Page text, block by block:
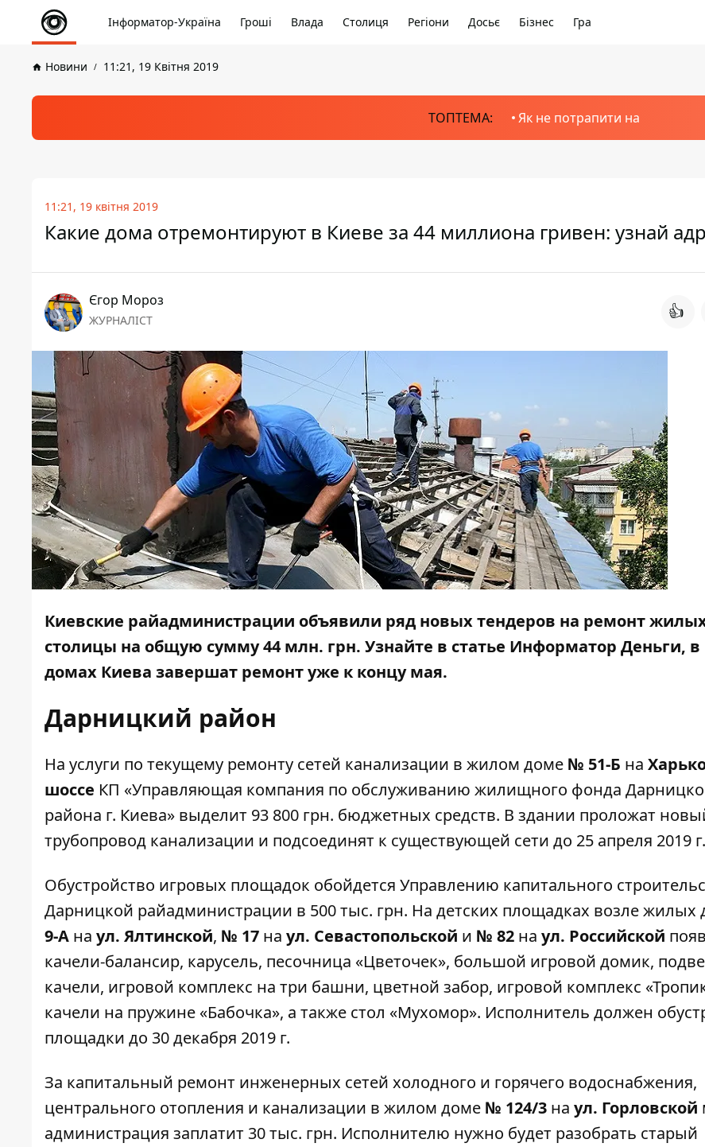
Інформатор-Україна Гроші Влада Столиця Регіони Досьє Бізнес Гра
Новини 11:21, 19 Квітня 2019
ТОПТЕМА: Як не потрапити на
11:21, 19 квітня 2019
Какие дома отремонтируют в Киеве за 44 миллиона гривен: узнай
Єгор Мороз
ЖУРНАЛІСТ 👍
Киевские райадминистрации объявили ряд новых тендеров на ремонт
столицы на общую сумму 44 млн. грн. Узнайте в статье Информатор Деньги, в
домах Киева завершат ремонт уже к концу мая.
Дарницкий район
На услуги по текущему ремонту сетей канализации в жилом доме № 51-Б на
шоссе КП «Управляющая компания по обслуживанию жилищного фонда
района г. Киева» выделит 93 800 грн. бюджетных средств. В здании проложат
трубопровод канализации и подсоединят к существующей сети до 25 апреля 2019 г.
Обустройство игровых площадок обойдется Управлению капитального
Дарницкой райадминистрации в 500 тыс. грн. На детских площадках возле жилых
9-А на ул. Ялтинской, № 17 на ул. Севастопольской и № 82 на ул. Российской
качели-балансир, карусель, песочница «Цветочек», большой игровой домик,
качели, игровой комплекс на три башни, цветной забор, игровой комплекс
качели на пружине «Бабочка», а также стол «Мухомор». Исполнитель должен
площадки до 30 декабря 2019 г.
За капитальный ремонт инженерных сетей холодного и горячего водоснабжения,
центрального отопления и канализации в жилом доме № 124/3 на ул. Горловской
администрация заплатит 30 тыс. грн. Исполнителю нужно будет разобрать старый